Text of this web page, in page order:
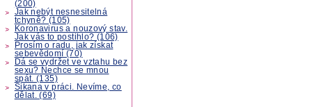
(200)
Jak nebýt nesnesitelná
tchyně? (105)
Koronavirus a nouzový stav.
Jak vás to postihlo? (106)
Prosím o radu, jak získat
sebevědomí (70)
Dá se vydržet ve vztahu bez
sexu? Nechce se mnou
spát. (135)
Šikana v práci. Nevíme, co
dělat. (69)